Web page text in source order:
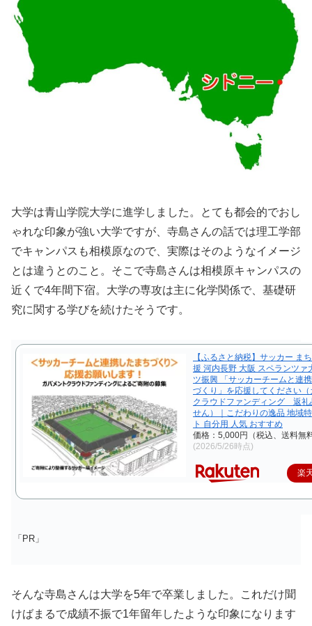
大学は青山学院大学に進学しました。とても都会的でおし
ゃれな印象が強い大学ですが、寺島さんの話では理工学部
でキャンパスも相模原なので、実際はそのようなイメージ
とは違うとのこと。そこで寺島さんは相模原キャンパスの
近くで4年間下宿。大学の専攻は主に化学関係で、基礎研
究に関する学びを続けたそうです。
【ふるさと納税】サッカー ま
援 河内長野 大阪 スペランツァ
ツ振興 「サッカーチームと連
づくり」を応援してください
クラウドファンディング 返礼
せん）｜こだわりの逸品 地域
ト 自分用 人気 おすすめ
価格：5,000円（税込、送料無
(2026/5/26時点)
楽
「PR」
そんな寺島さんは大学を5年で卒業しました。これだけ聞
けばまるで成績不振で1年留年したような印象になります